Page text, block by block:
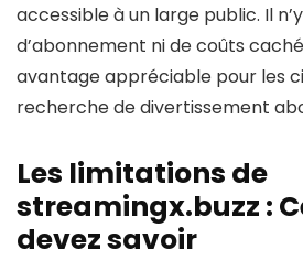
accessible à un large public. Il
d’abonnement ni de coûts
avantage appréciable pour les
recherche de divertissement
Les limitations de
streamingx.buzz :
devez savoir